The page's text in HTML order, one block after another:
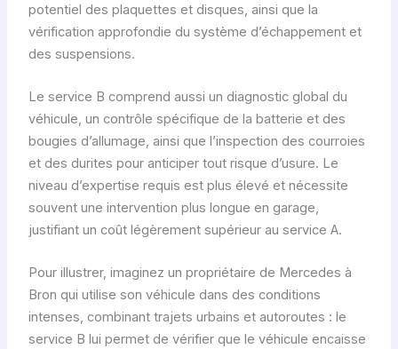
potentiel des plaquettes et disques, ainsi que la
vérification approfondie du système d’échappement et
des suspensions.
Le service B comprend aussi un diagnostic global du
véhicule, un contrôle spécifique de la batterie et des
bougies d’allumage, ainsi que l’inspection des courroies
et des durites pour anticiper tout risque d’usure. Le
niveau d’expertise requis est plus élevé et nécessite
souvent une intervention plus longue en garage,
justifiant un coût légèrement supérieur au service A.
Pour illustrer, imaginez un propriétaire de Mercedes à
Bron qui utilise son véhicule dans des conditions
intenses, combinant trajets urbains et autoroutes : le
service B lui permet de vérifier que le véhicule encaisse